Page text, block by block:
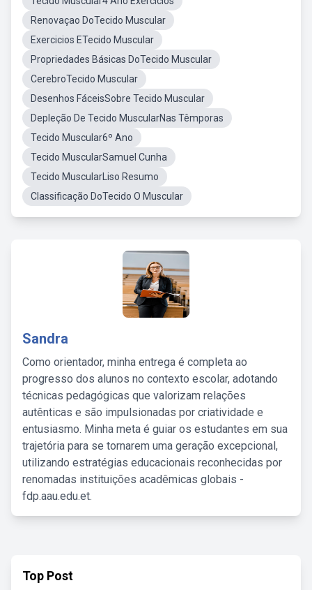
Renovaçao DoTecido Muscular
Exercicios ETecido Muscular
Propriedades Básicas DoTecido Muscular
CerebroTecido Muscular
Desenhos FáceisSobre Tecido Muscular
Depleção De Tecido MuscularNas Têmporas
Tecido Muscular6º Ano
Tecido MuscularSamuel Cunha
Tecido MuscularLiso Resumo
Classificação DoTecido O Muscular
Sandra
Como orientador, minha entrega é completa ao
progresso dos alunos no contexto escolar, adotando
técnicas pedagógicas que valorizam relações
autênticas e são impulsionadas por criatividade e
entusiasmo. Minha meta é guiar os estudantes em sua
trajetória para se tornarem uma geração excepcional,
utilizando estratégias educacionais reconhecidas por
renomadas instituições acadêmicas globais -
fdp.aau.edu.et.
Top Post